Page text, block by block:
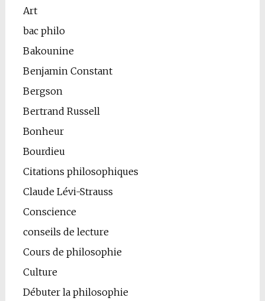
Art
bac philo
Bakounine
Benjamin Constant
Bergson
Bertrand Russell
Bonheur
Bourdieu
Citations philosophiques
Claude Lévi-Strauss
Conscience
conseils de lecture
Cours de philosophie
Culture
Débuter la philosophie